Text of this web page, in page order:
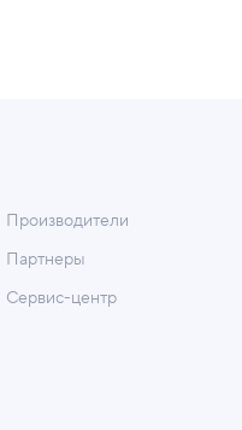
Производители
Партнеры
Сервис-центр